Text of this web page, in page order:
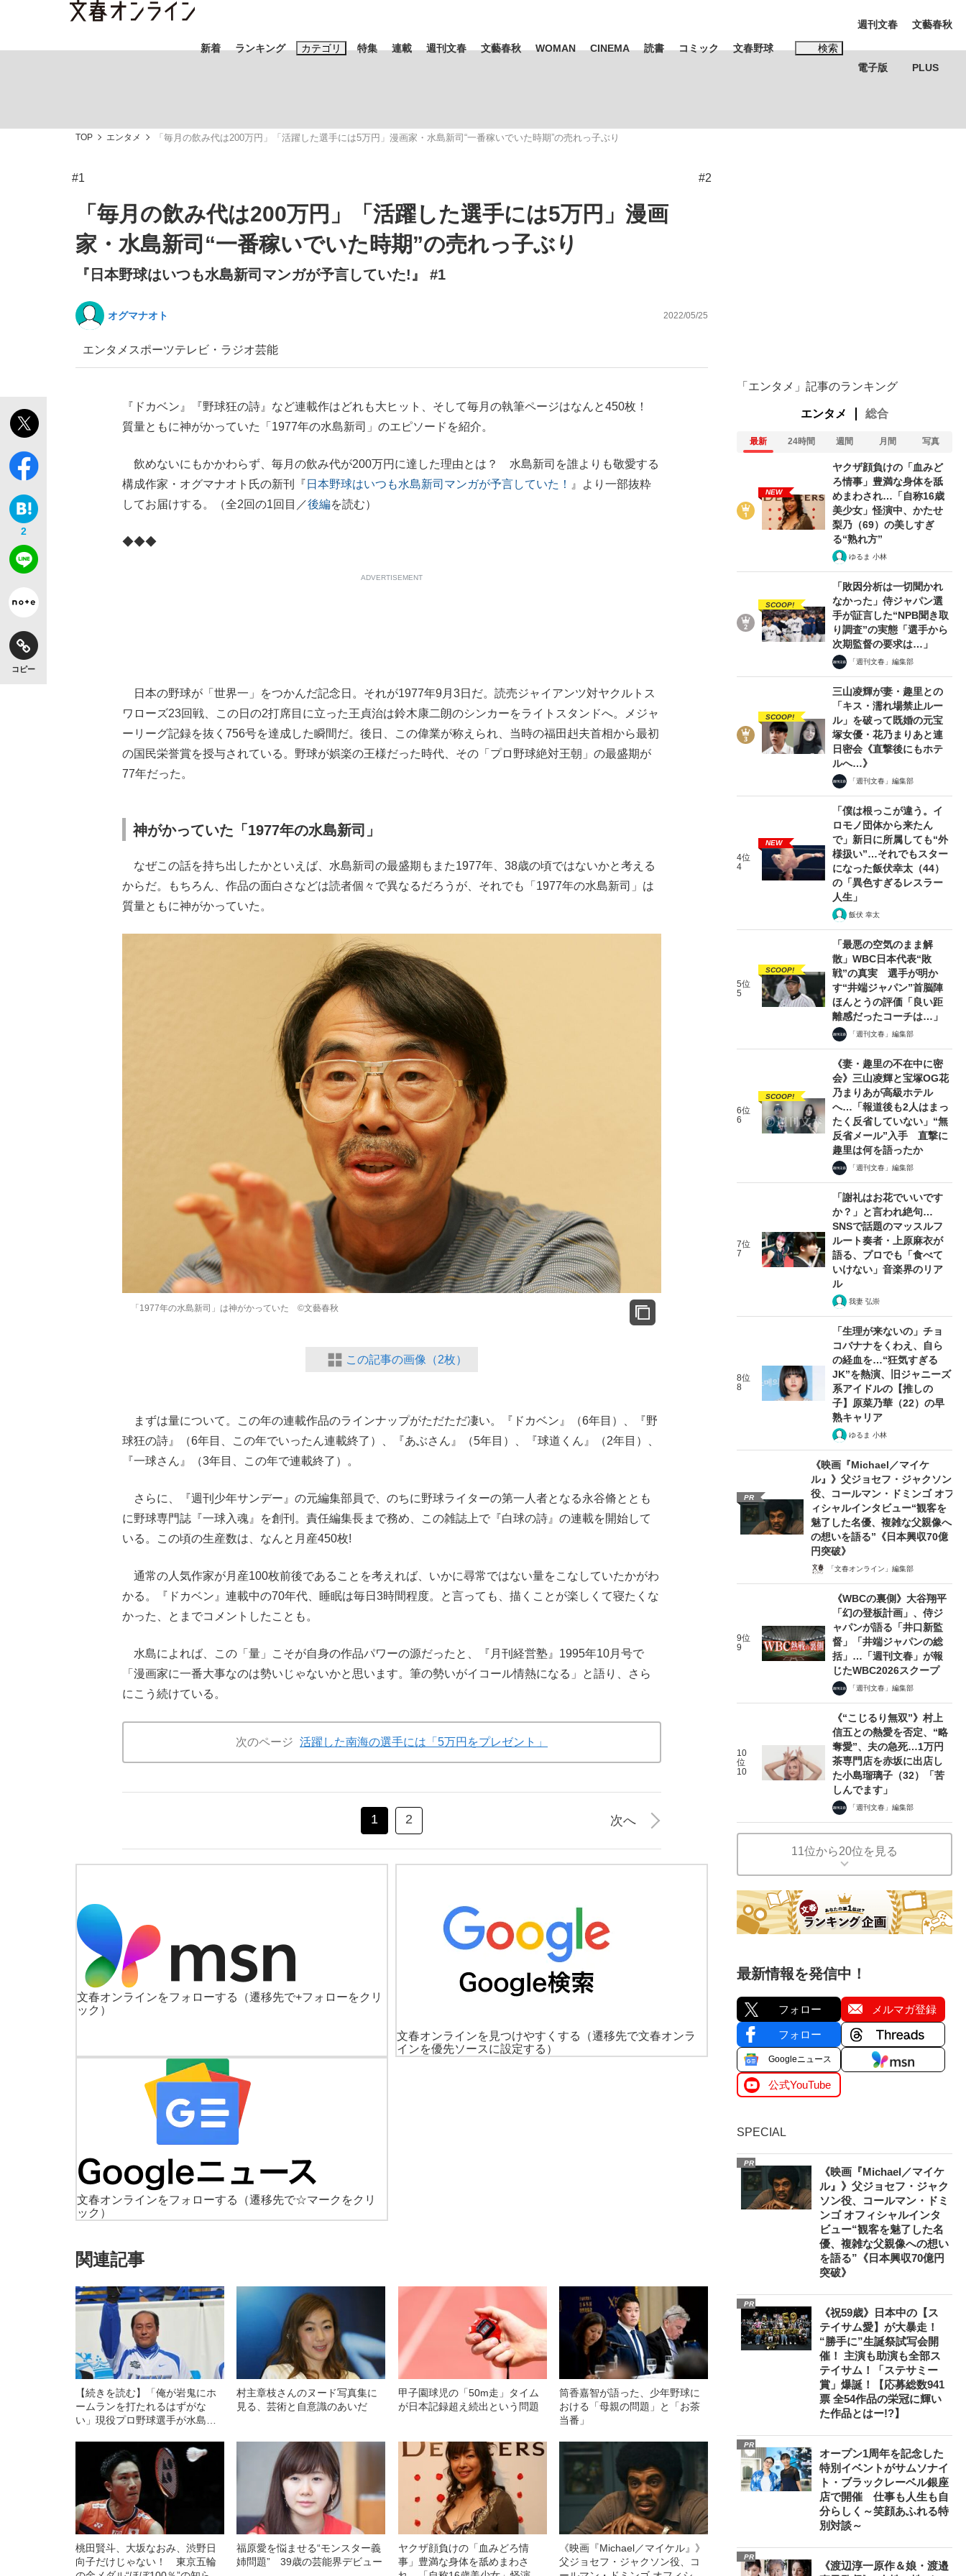
新着 ランキング カテゴリ
「90%は失敗する。でも…」本田圭佑が初めて明かした日本代表監督に...
「クマが悪者扱いされているのが悲しい」『北の国から』倉本聰氏（91...
特集
終戦から81年
連載 週刊文春 文藝春秋 WOMAN CINEMA 読書 コミック 文春野球 検索
おすすめのキーワードタグ一覧
#松田聖子
週刊文春
電子版
文藝春秋
PLUS
TOP エンタメ 「毎月の飲み代は200万円」「活躍した選手には5万円」漫画家・水島新司“一番稼いでいた時期”の売れっ子ぶり
#1 #2
「毎月の飲み代は200万円」「活躍した選手には5万円」漫画
家・水島新司“一番稼いでいた時期”の売れっ子ぶり
『日本野球はいつも水島新司マンガが予言していた!』 #1
オグマナオト 2022/05/25
エンタメ スポーツテレビ・ラジオ芸能
2
コピー
『ドカベン』『野球狂の詩』など連載作はどれも大ヒット、そして毎月の執筆ページはなんと450枚！
質量ともに神がかっていた「1977年の水島新司」のエピソードを紹介。
飲めないにもかかわらず、毎月の飲み代が200万円に達した理由とは？ 水島新司を誰よりも敬愛する
構成作家・オグマナオト氏の新刊『 日本野球はいつも水島新司マンガが予言していた！
』より一部抜粋
してお届けする。（全2回の1回目／後編を読む）
◆◆◆
ADVERTISEMENT
日本の野球が「世界一」をつかんだ記念日。それが1977年9月3日だ。読売ジャイアンツ対ヤクルトス
ワローズ23回戦、この日の2打席目に立った王貞治は鈴木康二朗のシンカーをライトスタンドへ。メジャ
ーリーグ記録を抜く756号を達成した瞬間だ。後日、この偉業が称えられ、当時の福田赳夫首相から最初
の国民栄誉賞を授与されている。野球が娯楽の王様だった時代、その「プロ野球絶対王朝」の最盛期が
77年だった。
神がかっていた「1977年の水島新司」
なぜこの話を持ち出したかといえば、水島新司の最盛期もまた1977年、38歳の頃ではないかと考える
からだ。もちろん、作品の面白さなどは読者個々で異なるだろうが、それでも「1977年の水島新司」は
質量ともに神がかっていた。
「1977年の水島新司」は神がかっていた ©文藝春秋
この記事の画像（2枚）
まずは量について。この年の連載作品のラインナップがただただ凄い。『ドカベン』（6年目）、『野
球狂の詩』（6年目、この年でいったん連載終了）、『あぶさん』（5年目）、『球道くん』（2年目）、
『一球さん』（3年目、この年で連載終了）。
さらに、『週刊少年サンデー』の元編集部員で、のちに野球ライターの第一人者となる永谷脩ととも
に野球専門誌『一球入魂』を創刊。責任編集長まで務め、この雑誌上で『白球の詩』の連載を開始して
いる。この頃の生産数は、なんと月産450枚!
通常の人気作家が月産100枚前後であることを考えれば、いかに尋常ではない量をこなしていたかがわ
かる。『ドカベン』連載中の70年代、睡眠は毎日3時間程度。と言っても、描くことが楽しくて寝たくな
かった、とまでコメントしたことも。
水島によれば、この「量」こそが自身の作品パワーの源だったと、『月刊経営塾』1995年10月号で
「漫画家に一番大事なのは勢いじゃないかと思います。筆の勢いがイコール情熱になる」と語り、さら
にこう続けている。
次のページ 活躍した南海の選手には「5万円をプレゼント」
1 2 次へ
文春オンラインをフォローする
（遷移先で+フォローをクリ
ック）
文春オンラインを見つけやすくする
（遷移先で文春オンラ
インを優先ソースに設定する）
文春オンラインをフォローする
（遷移先で☆マークをクリ
ック）
関連記事
【続きを読む】「俺が岩鬼にホ
ームランを打たれるはずがな
い」現役プロ野球選手が水島新
村主章枝さんのヌード写真集に
見る、芸術と自意識のあいだ
甲子園球児の「50m走」タイム
が日本記録超え続出という問題
筒香嘉智が語った、少年野球に
おける「母親の問題」と「お茶
当番」
桃田賢斗、大坂なおみ、渋野日
向子だけじゃない！ 東京五輪
福原愛を悩ませる“モンスター義
姉問題” 39歳の芸能界デビュー
ヤクザ顔負けの「血みどろ情
事」豊満な身体を舐めまわさ
《映画『Michael／マイケル』》
父ジョセフ・ジャクソン役、コ
「エンタメ」記事のランキング
エンタメ 総合
最新 24時間 週間 月間 写真
NEW
ヤクザ顔負けの「血みど
ろ情事」豊満な身体を舐
めまわされ…「自称16歳
美少女」怪演中、かたせ
梨乃（69）の美しすぎ
る“熟れ方”
ゆるま 小林
SCOOP!
「敗因分析は一切聞かれ
なかった」侍ジャパン選
手が証言した“NPB聞き取
り調査”の実態「選手から
次期監督の要求は…」
「週刊文春」編集部
SCOOP!
三山凌輝が妻・趣里との
「キス・濡れ場禁止ルー
ル」を破って既婚の元宝
塚女優・花乃まりあと連
日密会《直撃後にもホテ
ルへ…》
「週刊文春」編集部
4位
4
NEW
「僕は根っこが違う。イ
ロモノ団体から来たん
で」新日に所属しても“外
様扱い”…それでもスター
になった飯伏幸太（44）
の「異色すぎるレスラー
人生」
飯伏 幸太
5位
5
SCOOP!
「最悪の空気のまま解
散」WBC日本代表“敗
戦”の真実 選手が明か
す“井端ジャパン”首脳陣
ほんとうの評価「良い距
離感だったコーチは…」
「週刊文春」編集部
6位
6
SCOOP!
《妻・趣里の不在中に密
会》三山凌輝と宝塚OG花
乃まりあが高級ホテル
へ…「報道後も2人はまっ
たく反省していない」“無
反省メール”入手 直撃に
趣里は何を語ったか
「週刊文春」編集部
7位
7
「謝礼はお花でいいです
か？」と言われ絶句…
SNSで話題のマッスルフ
ルート奏者・上原麻衣が
語る、プロでも「食べて
いけない」音楽界のリア
ル
我妻 弘崇
8位
8
「生理が来ないの」チョ
コバナナをくわえ、自ら
の経血を…“狂気すぎる
JK”を熱演、旧ジャニーズ
系アイドルの【推しの
子】原菜乃華（22）の早
熟キャリア
ゆるま 小林
PR
《映画『Michael／マイケ
ル』》父ジョセフ・ジャクソン
役、コールマン・ドミンゴ オフ
ィシャルインタビュー“観客を
魅了した名優、複雑な父親像へ
の想いを語る”《日本興収70億
円突破》
「文春オンライン」編集部
9位
9
《WBCの裏側》大谷翔平
「幻の登板計画」、侍ジ
ャパンが語る「井口新監
督」「井端ジャパンの総
括」…「週刊文春」が報
じたWBC2026スクープ
「週刊文春」編集部
10
位
10
《“こじるり無双”》村上
信五との熱愛を否定、“略
奪愛”、夫の急死…1万円
茶専門店を赤坂に出店し
た小島瑠璃子（32）「苦
しんでます」
「週刊文春」編集部
11位から20位を見る
最新情報を発信中！
フォロー メルマガ登録
フォロー
Googleニュース
公式YouTube
SPECIAL
PR
《映画『Michael／マイケ
ル』》父ジョセフ・ジャク
ソン役、コールマン・ドミ
ンゴ オフィシャルインタ
ビュー“観客を魅了した名
優、複雑な父親像への想い
を語る”《日本興収70億円
突破》
PR
《祝59歳》日本中の【ス
テイサム愛】が大暴走！
“勝手に”生誕祭試写会開
催！ 主演も助演も全部ス
テイサム！「ステサミー
賞」爆誕！【応募総数941
票 全54作品の栄冠に輝い
た作品とはー!?】
PR
オープン1周年を記念した
特別イベントがサムソナイ
ト・ブラックレーベル銀座
店で開催 仕事も人生も自
分らしく～笑顔あふれる特
別対談～
PR
《渡辺淳一原作＆娘・渡邉